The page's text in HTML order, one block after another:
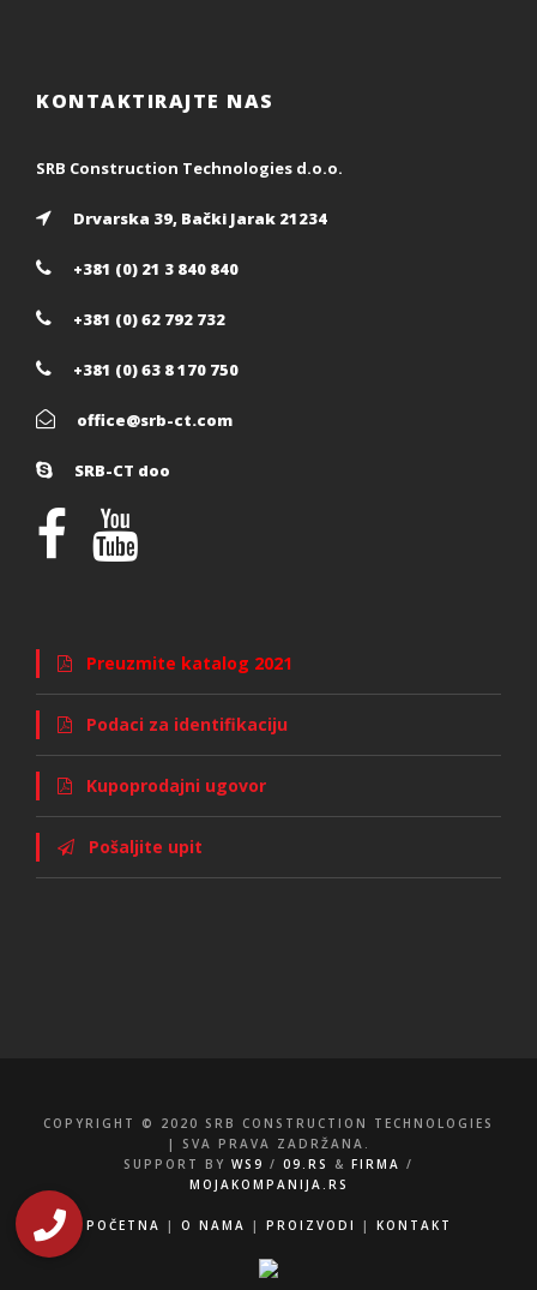
KONTAKTIRAJTE NAS
SRB Construction Technologies d.o.o.
Drvarska 39, Bački Jarak 21234
+381 (0) 21 3 840 840
+381 (0) 62 792 732
+381 (0) 63 8 170 750
office@srb-ct.com
SRB-CT doo
Preuzmite katalog 2021
Podaci za identifikaciju
Kupoprodajni ugovor
Pošaljite upit
COPYRIGHT © 2020 SRB CONSTRUCTION TECHNOLOGIES
| SVA PRAVA ZADRŽANA.
SUPPORT BY WS9 / 09.RS & FIRMA /
MOJAKOMPANIJA.RS
POČETNA | O NAMA | PROIZVODI | KONTAKT